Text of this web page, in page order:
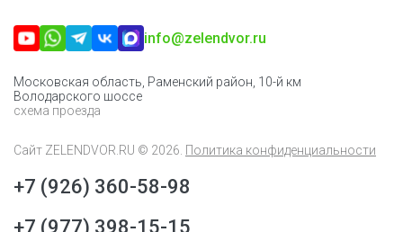
info@zelendvor.ru
Московская область, Раменский район, 10-й км
Володарского шоссе
схема проезда
Сайт ZELENDVOR.RU © 2026. Политика конфиденциальности
+7 (926) 360-58-98
+7 (977) 398-15-15